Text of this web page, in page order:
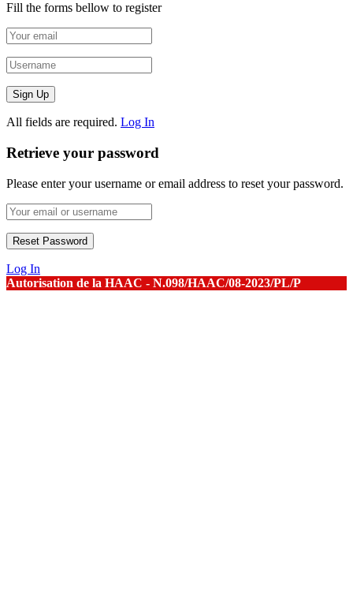
Fill the forms bellow to register
All fields are required. Log In
Retrieve your password
Please enter your username or email address to reset your password.
Log In
Autorisation de la HAAC - N.098/HAAC/08-2023/PL/P